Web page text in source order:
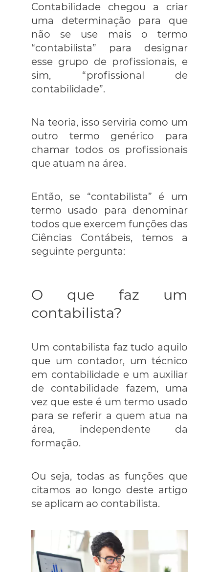
Contabilidade chegou a criar
uma determinação para que
não se use mais o termo
“contabilista” para designar
esse grupo de profissionais, e
sim, “profissional de
contabilidade”.
Na teoria, isso serviria como um
outro termo genérico para
chamar todos os profissionais
que atuam na área.
Então, se “contabilista” é um
termo usado para denominar
todos que exercem funções das
Ciências Contábeis, temos a
seguinte pergunta:
O que faz um
contabilista?
Um contabilista faz tudo aquilo
que um contador, um técnico
em contabilidade e um auxiliar
de contabilidade fazem, uma
vez que este é um termo usado
para se referir a quem atua na
área, independente da
formação.
Ou seja, todas as funções que
citamos ao longo deste artigo
se aplicam ao contabilista.